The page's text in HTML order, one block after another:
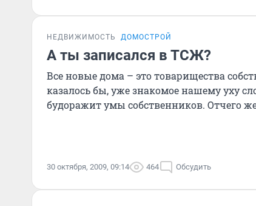
НЕДВИЖИМОСТЬ ДОМОСТРОЙ
А ты записался в ТСЖ?
Все новые дома – это товарищества
казалось бы, уже знакомое нашему уху
будоражит умы собственников. Отчего
30 октября, 2009, 09:14 464 Обсудить